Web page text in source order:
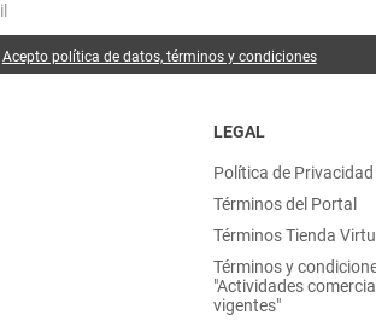
Acepto política de datos, términos y condiciones
LEGAL
Política de Privacidad
Términos del Portal
Términos Tienda
Términos y
"Actividades
vigentes"